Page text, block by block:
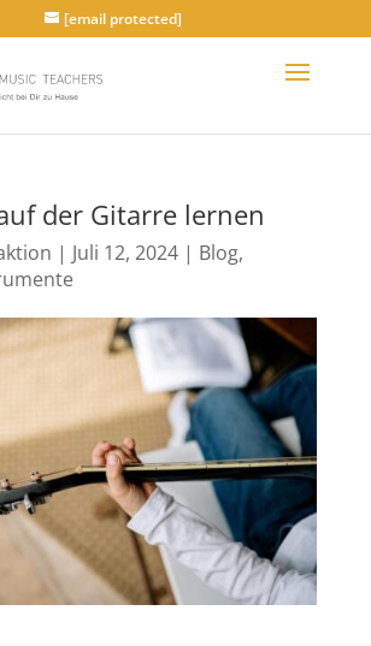
[email protected]
der Gitarre lernen
| Juli 12, 2024| Blog,